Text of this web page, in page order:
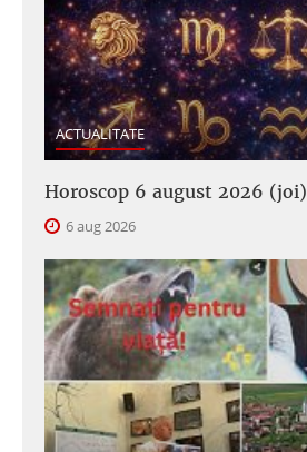
ACTUALITATE
Horoscop 6 august 2026 (joi)
6 aug 2026